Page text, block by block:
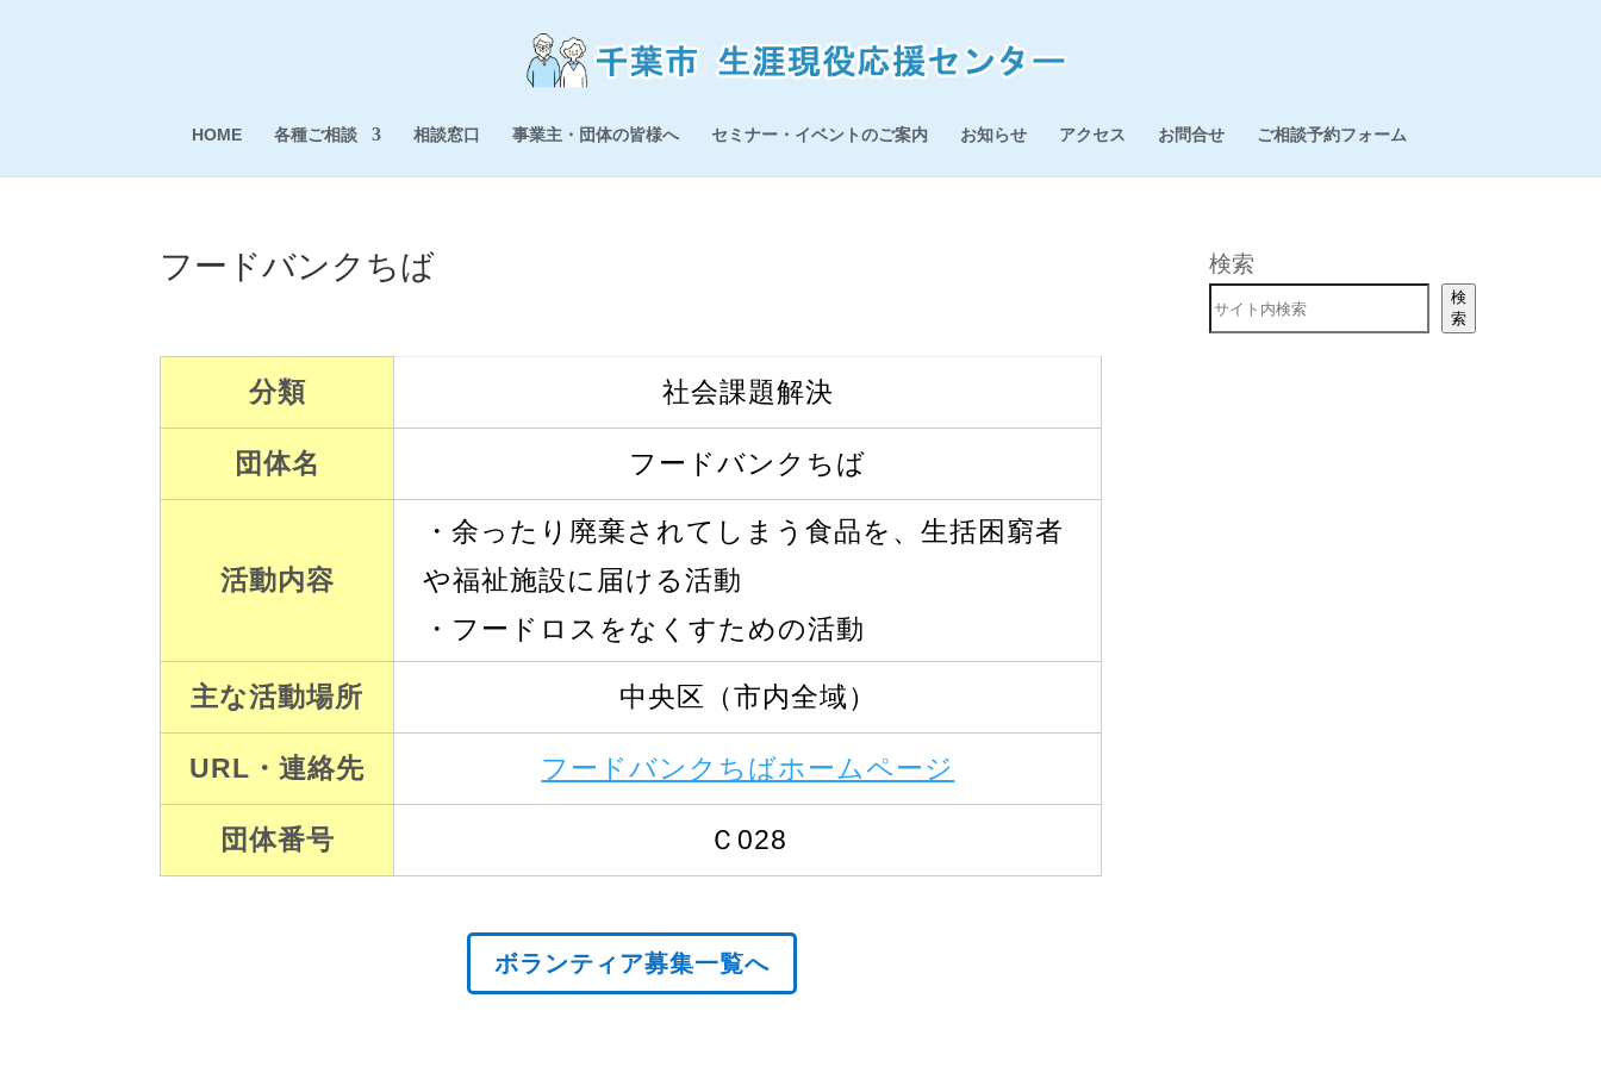
HOME 各種ご相談 相談窓口 事業主・団体の皆様へ セミナー・イベントのご案内 お知らせ アクセス お問合せ ご相談予約フォーム
フードバンクちば
分類 社会課題解決
団体名 フードバンクちば
活動内容
・余ったり廃棄されてしまう食品を、生括困窮者
や福祉施設に届ける活動
・フードロスをなくすための活動
主な活動場所 中央区（市内全域）
URL・連絡先 フードバンクちばホームページ
団体番号 Ｃ028
ボランティア募集一覧へ
検索
検
索